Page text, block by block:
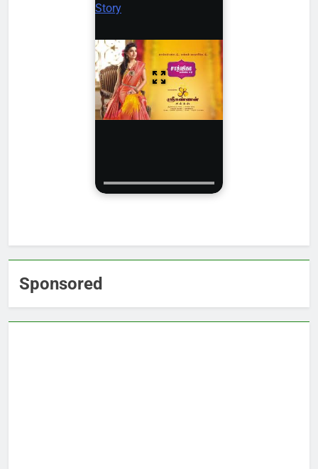
Story
Sponsored